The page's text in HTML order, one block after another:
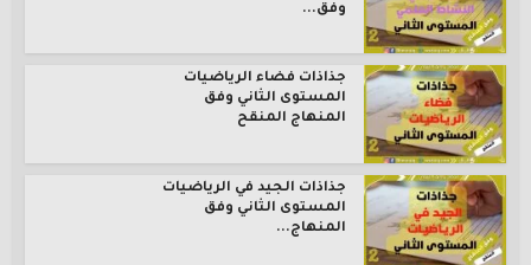
وفق...
جذاذات فضاء الرياضيات
المستوى الثاني وفق
المنهاج المنقح
جذاذات الجيد في الرياضيات
المستوى الثاني وفق
المنهاج...